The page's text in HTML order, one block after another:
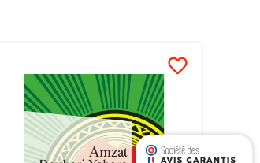
favorite_border